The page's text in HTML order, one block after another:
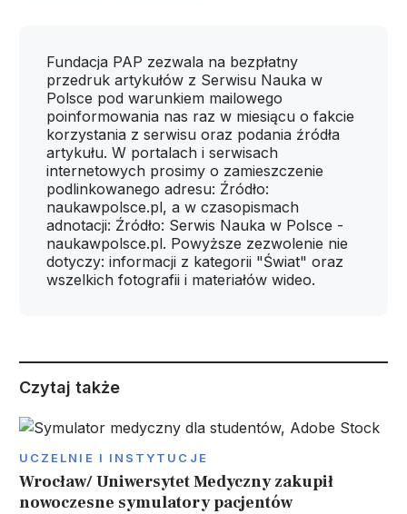
Fundacja PAP zezwala na bezpłatny
przedruk artykułów z Serwisu Nauka w
Polsce pod warunkiem mailowego
poinformowania nas raz w miesiącu o fakcie
korzystania z serwisu oraz podania źródła
artykułu. W portalach i serwisach
internetowych prosimy o zamieszczenie
podlinkowanego adresu: Źródło:
naukawpolsce.pl, a w czasopismach
adnotacji: Źródło: Serwis Nauka w Polsce -
naukawpolsce.pl. Powyższe zezwolenie nie
dotyczy: informacji z kategorii "Świat" oraz
wszelkich fotografii i materiałów wideo.
Czytaj także
UCZELNIE I INSTYTUCJE
Wrocław/ Uniwersytet Medyczny zakupił
nowoczesne symulatory pacjentów